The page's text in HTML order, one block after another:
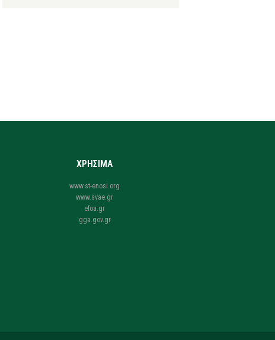
ΧΡΗΣΙΜΑ
www.st-enosi.org
www.svae.gr
efoa.gr
gga.gov.gr